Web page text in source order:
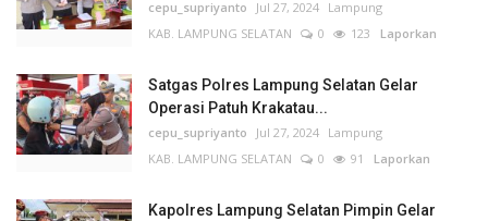
cepu_supriyanto Jul 27, 2024 Lampung
KAB. LAMPUNG SELATAN
0 123 Laporkan
Satgas Polres Lampung Selatan Gelar
Operasi Patuh Krakatau...
cepu_supriyanto Jul 27, 2024 Lampung
KAB. LAMPUNG SELATAN
0 91 Laporkan
Kapolres Lampung Selatan Pimpin Gelar